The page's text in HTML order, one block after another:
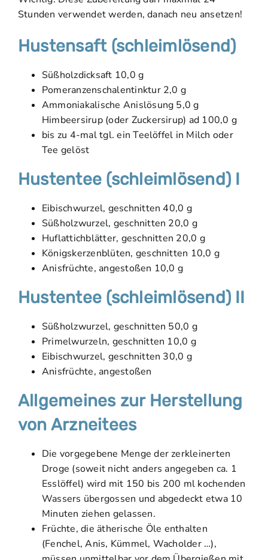
Stunden verwendet werden, danach neu ansetzen!
Hustensaft (schleimlösend)
Süßholzdicksaft 10,0 g
Pomeranzenschalentinktur 2,0 g
Ammoniakalische Anislösung 5,0 g
Himbeersirup (oder Zuckersirup) ad 100,0 g
bis zu 4-mal tgl. ein Teelöffel in Milch oder
Tee gelöst
Hustentee (schleimlösend) I
Eibischwurzel, geschnitten 40,0 g
Süßholzwurzel, geschnitten 20,0 g
Huflattichblätter, geschnitten 20,0 g
Königskerzenblüten, geschnitten 10,0 g
Anisfrüchte, angestoßen 10,0 g
Hustentee (schleimlösend) II
Süßholzwurzel, geschnitten 50,0 g
Primelwurzeln, geschnitten 10,0 g
Eibischwurzel, geschnitten 30,0 g
Anisfrüchte, angestoßen
Allgemeines zur Herstellung
von Arzneitees
Die vorgegebene Menge der zerkleinerten
Droge (soweit nicht anders angegeben ca. 1
Esslöffel) wird mit 150 bis 200 ml kochenden
Wassers übergossen und abgedeckt etwa 10
Minuten ziehen gelassen.
Früchte, die ätherische Öle enthalten
(Fenchel, Anis, Kümmel, Wacholder …),